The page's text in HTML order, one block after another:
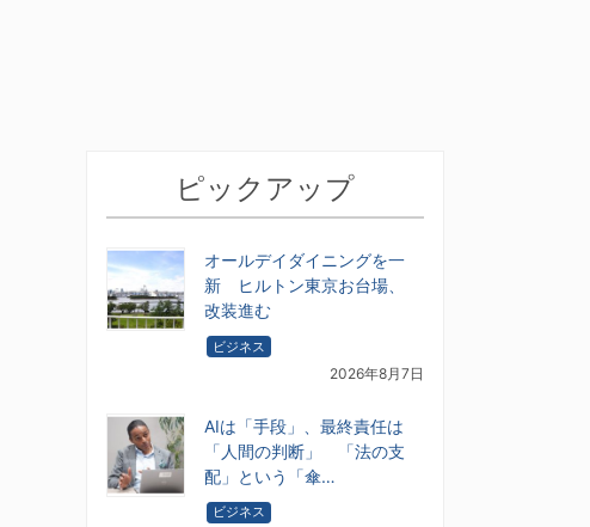
ピックアップ
オールデイダイニングを一
新 ヒルトン東京お台場、
改装進む
ビジネス
2026年8月7日
AIは「手段」、最終責任は
「人間の判断」 「法の支
配」という「傘…
ビジネス